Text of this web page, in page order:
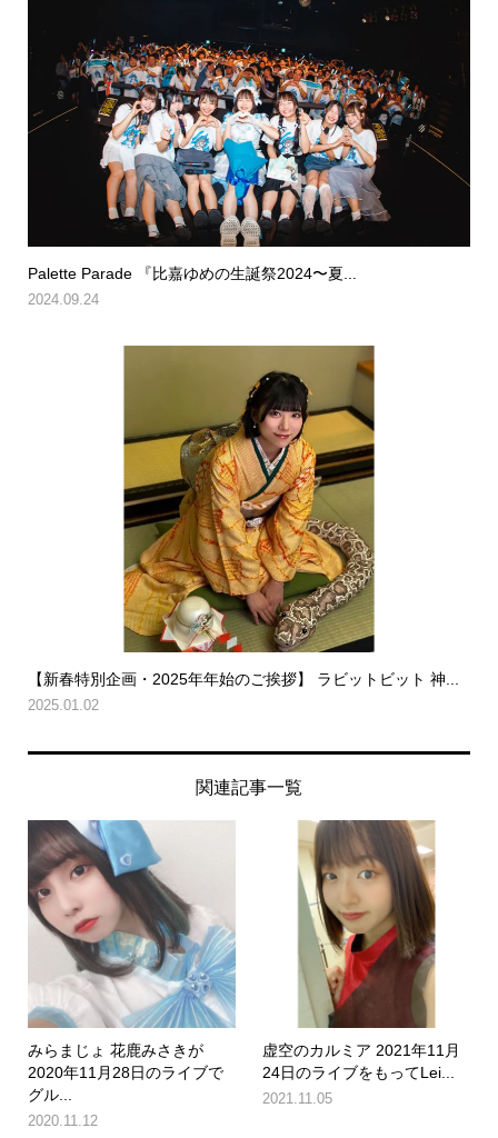
Palette Parade 『比嘉ゆめの生誕祭2024〜夏...
2024.09.24
【新春特別企画・2025年年始のご挨拶】 ラビットビット 神...
2025.01.02
関連記事一覧
みらまじょ 花鹿みさきが
2020年11月28日のライブで
グル...
2020.11.12
虚空のカルミア 2021年11月
24日のライブをもってLei...
2021.11.05